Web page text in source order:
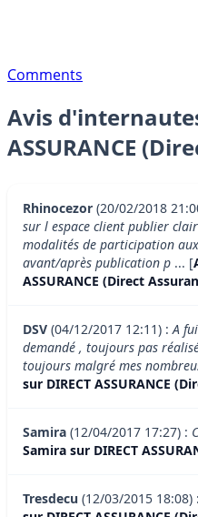
Comments
Avis
ASSURANCE
Rhinocezor (20/02/2018
sur l espace client publier
modalités de participation
avant/après publication p ... [
ASSURANCE (Direct
DSV (04/12/2017 12:11) :A
demandé , toujours pas
toujours malgré mes
sur DIRECT ASSURANCE
Samira (12/04/2017 17:27) :
Samira sur DIRECT
Tresdecu (12/03/2015 18:08) :